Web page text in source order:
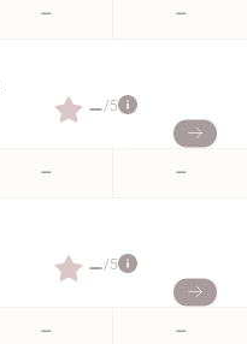
– –
–/5
– –
–/5
– –